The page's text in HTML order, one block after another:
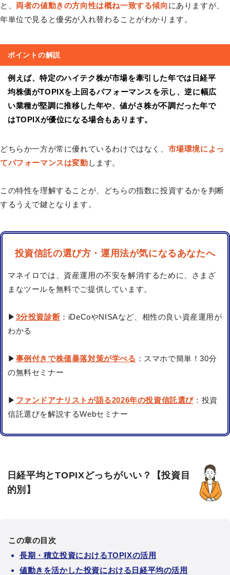
と、 両者の値動きの方向性は概ね一致する傾向にありますが、
年単位で見ると優劣が入れ替わることがわかります。
ポイントの解説
例えば、特定のハイテク株が市場を牽引した年では日経平
均株価がTOPIXを上回るパフォーマンスを示し、逆に幅広
い業種が堅調に推移した年や、値がさ株が不調だった年で
はTOPIXが優位になる場合もあります。
どちらか一方が常に優れているわけではなく、 市場環境によっ
てパフォーマンスは変動 します。
この特性を理解することが、どちらの指数に投資するかを判断
するうえで鍵となります。
投資信託の選び方・運用法が気になるあなたへ
マネイロでは、資産運用の不安を解消するために、さまざ
まなツールを無料でご提供しています。
▶ 3分投資診断：iDeCoやNISAなど、相性の良い資産運用が
わかる
▶ 事例付きで株価暴落対策が学べる ：スマホで簡単！30分
の無料セミナー
▶ ファンドアナリストが語る2026年の投資信託選び ：投資
信託選びを解説するWebセミナー
日経平均とTOPIXどっちがいい？【投資目
的別】
この章の目次
長期・積立投資におけるTOPIXの活用
値動きを活かした投資における日経平均の活用